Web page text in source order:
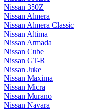
Nissan 350Z
Nissan Almera
Nissan Almera Classic
Nissan Altima
Nissan Armada
Nissan Cube
Nissan GT-R
Nissan Juke
Nissan Maxima
Nissan Micra
Nissan Murano
Nissan Navara